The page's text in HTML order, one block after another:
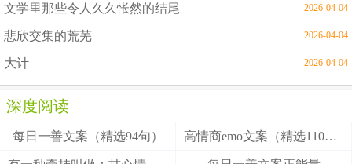
文学里那些令人久久怅然的结尾 2026-04-04
悲欣交集的荒芜 2026-04-04
大计 2026-04-04
深度阅读
每日一善文案（精选94句） 高情商emo文案（精选110句）